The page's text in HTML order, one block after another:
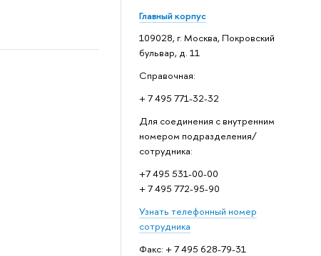
Главный корпус
109028, г. Москва, Покровский
бульвар, д. 11
Справочная:
+ 7 495 771-32-32
Для соединения с внутренним
номером подразделения/
сотрудника:
+7 495 531-00-00
+ 7 495 772-95-90
Узнать телефонный номер
сотрудника
Факс: + 7 495 628-79-31